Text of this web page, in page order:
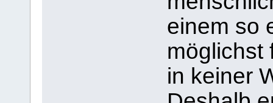
einem so
möglichst
in keiner